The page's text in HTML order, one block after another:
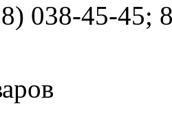
038-45-45;